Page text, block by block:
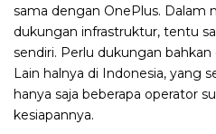
sama dengan OnePlus. Dalam
dukungan infrastruktur, tentu
sendiri. Perlu dukungan
Lain halnya di Indonesia, yang
hanya saja beberapa operator
kesiapannya.